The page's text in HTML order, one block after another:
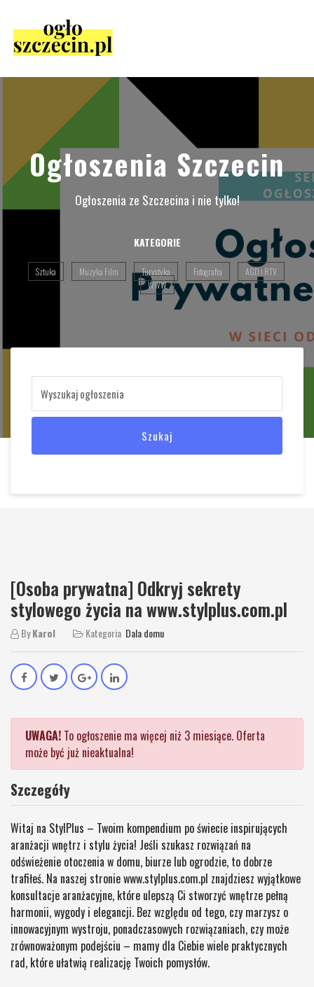
Ogłoszenia Szczecin
Ogłoszenia ze Szczecina i nie tylko!
KATEGORIE
Sztuka Muzyka Film Turystyka Fotografia
AGD i RTV
WWW
Szukaj
[Osoba prywatna] Odkryj sekrety
stylowego życia na www.stylplus.com.pl
ByKarol Kategoria Dala domu
UWAGA! To ogłoszenie ma więcej niż 3 miesiące. Oferta
może być już nieaktualna!
Szczegóły
Witaj na StylPlus – Twoim kompendium po świecie inspirujących
aranżacji wnętrz i stylu życia! Jeśli szukasz rozwiązań na
odświeżenie otoczenia w domu, biurze lub ogrodzie, to dobrze
trafiłeś. Na naszej stronie www.stylplus.com.pl znajdziesz wyjątkowe
konsultacje aranżacyjne, które ulepszą Ci stworzyć wnętrze pełną
harmonii, wygody i elegancji. Bez względu od tego, czy marzysz o
innowacyjnym wystroju, ponadczasowych rozwiązaniach, czy może
zrównoważonym podejściu – mamy dla Ciebie wiele praktycznych
rad, które ułatwią realizację Twoich pomysłów.